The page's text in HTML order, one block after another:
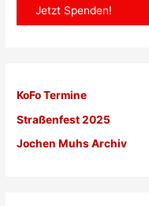
Jetzt Spenden!
KoFo Termine
Straßenfest 2025
Jochen Muhs Archiv